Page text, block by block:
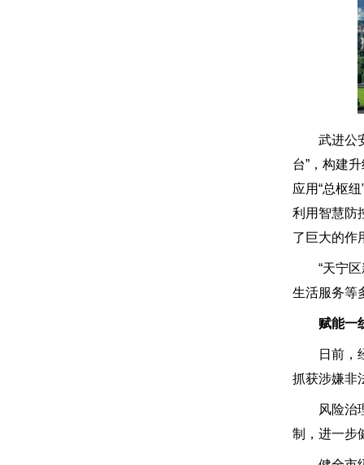
武进公安
台”，构建
应用“总枢
利用智慧防
了巨大的作
“天宁区新
生活服务等
赋能一
日前，经
抓获涉嫌非
风险治理
制，进一步